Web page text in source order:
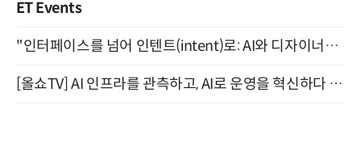
ET Events
"인터페이스를 넘어 인텐트(intent)로: AI와 디자이너가 함께 만드는 공존의 UX" 강남역 (9/2)
[올쇼TV] AI 인프라를 관측하고, AI로 운영을 혁신하다 (8월 11일 생방송)